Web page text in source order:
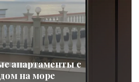
апартаменты с
на море